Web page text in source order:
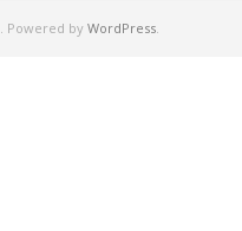
. Powered by WordPress